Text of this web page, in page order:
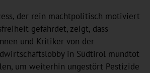
der rein machtpolitisch motiviert
gefährdet, zeigt, dass
und Kritiker von der
in Südtirol mundtot
um weiterhin ungestört Pestizide